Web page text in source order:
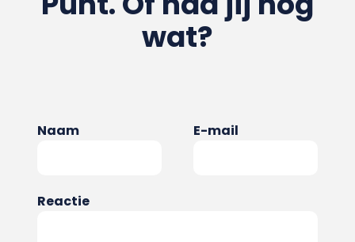
wat?
Naam E-mail
Reactie